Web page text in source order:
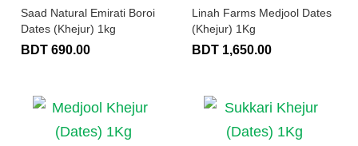
Saad Natural Emirati Boroi
Dates (Khejur) 1kg
BDT 690.00
Linah Farms Medjool Dates
(Khejur) 1Kg
BDT 1,650.00